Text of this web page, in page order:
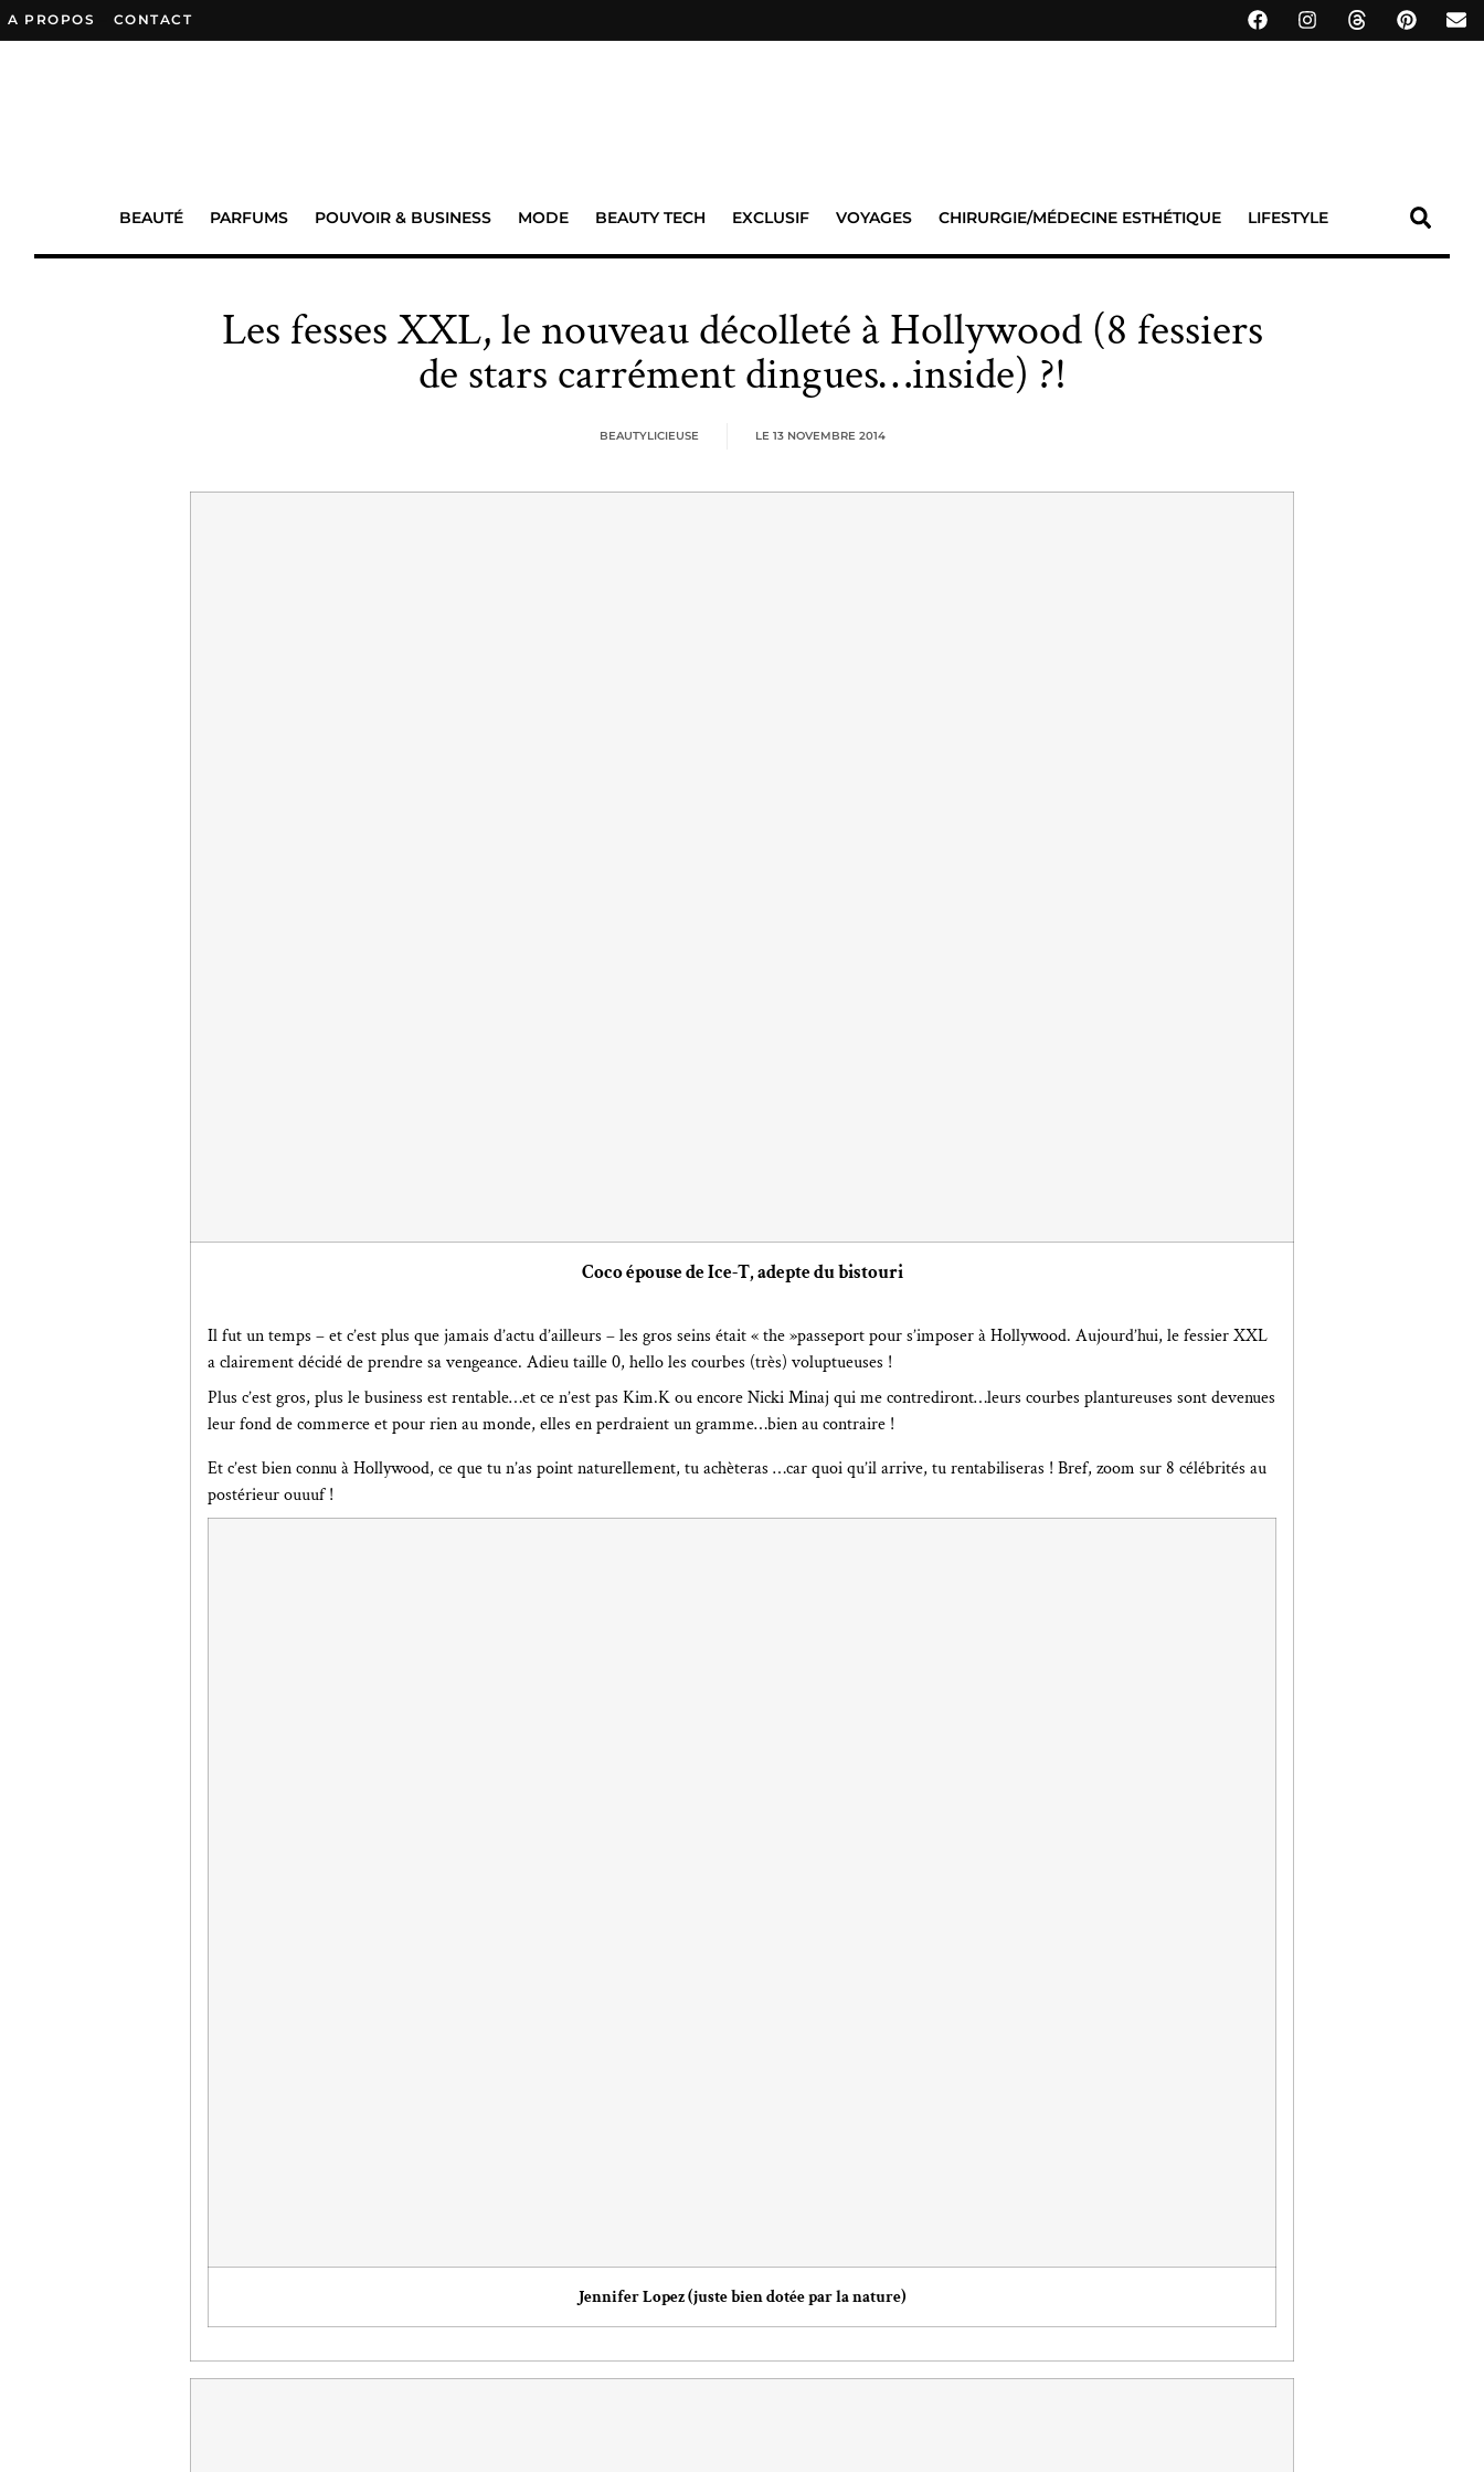
A PROPOS CONTACT
BEAUTÉ PARFUMS POUVOIR & BUSINESS MODE BEAUTY TECH EXCLUSIF VOYAGES CHIRURGIE/MÉDECINE ESTHÉTIQUE LIFESTYLE
Les fesses XXL, le nouveau décolleté à Hollywood (8 fessiers
de stars carrément dingues…inside) ?!
BEAUTYLICIEUSE LE 13 NOVEMBRE 2014
Coco épouse de Ice-T, adepte du bistouri
Il fut un temps – et c’est plus que jamais d’actu d’ailleurs – les gros seins était « the »passeport pour s’imposer à Hollywood. Aujourd’hui, le fessier XXL
a clairement décidé de prendre sa vengeance. Adieu taille 0, hello les courbes (très) voluptueuses !
Plus c’est gros, plus le business est rentable…et ce n’est pas Kim.K ou encore Nicki Minaj qui me contrediront…leurs courbes plantureuses sont devenues
leur fond de commerce et pour rien au monde, elles en perdraient un gramme…bien au contraire !
Et c’est bien connu à Hollywood, ce que tu n’as point naturellement, tu achèteras …car quoi qu’il arrive, tu rentabiliseras ! Bref, zoom sur 8 célébrités au
postérieur ouuuf !
Jennifer Lopez (juste bien dotée par la nature)